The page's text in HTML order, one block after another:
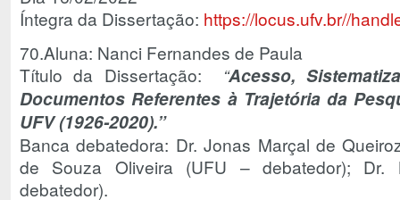
Íntegra da Dissertação: https://locus.ufv.br//
70.Aluna: Nanci Fernandes de Paula
Título da Dissertação: “Acesso,
Documentos Referentes à Trajetória da
UFV (1926-2020).”
Banca debatedora: Dr. Jonas Marçal de
de Souza Oliveira (UFU – debatedor); Dr.
debatedor).